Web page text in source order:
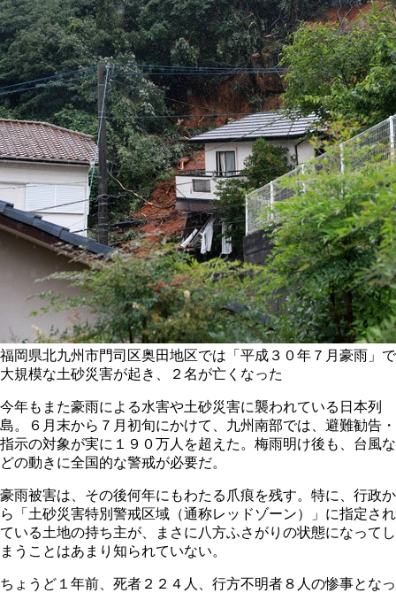
福岡県北九州市門司区奥田地区では「平成３０年７月豪雨」で
大規模な土砂災害が起き、２名が亡くなった
今年もまた豪雨による水害や土砂災害に襲われている日本列
島。６月末から７月初旬にかけて、九州南部では、避難勧告・
指示の対象が実に１９０万人を超えた。梅雨明け後も、台風な
どの動きに全国的な警戒が必要だ。
豪雨被害は、その後何年にもわたる爪痕を残す。特に、行政か
ら「土砂災害特別警戒区域（通称レッドゾーン）」に指定され
ている土地の持ち主が、まさに八方ふさがりの状態になってし
まうことはあまり知られていない。
ちょうど１年前、死者２２４人、行方不明者８人の惨事となっ